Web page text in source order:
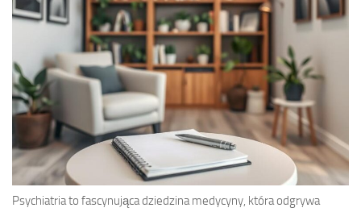
Psychiatria to fascynująca dziedzina medycyny, która odgrywa